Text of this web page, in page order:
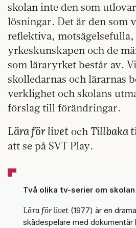
skolan inte den som
lösningar. Det är den som
reflektiva,
yrkeskunskapen och de
som läraryrket består av.
skolledarnas och lärarnas
verklighet och skolans
förslag till förändringar.
Lära för livet ochTillbaka
att se på SVT Play.
Två olika tv-serier om skolan
Lära för livet (1977) är en
skådespelare med dokumentär